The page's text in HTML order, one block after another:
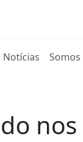
Notícias Somos